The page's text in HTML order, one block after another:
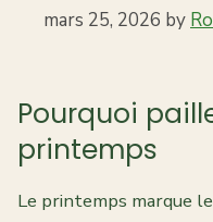
mars 25, 2026 by
Pourquoi
printemps
Le printemps marque